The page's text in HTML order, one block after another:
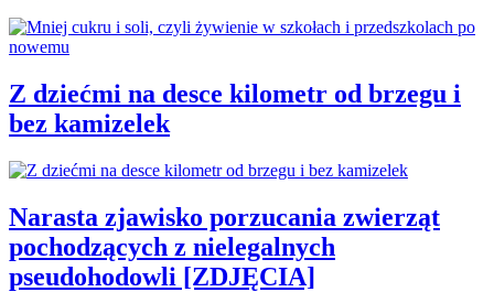
Z dziećmi na desce kilometr od brzegu i
bez kamizelek
Narasta zjawisko porzucania zwierząt
pochodzących z nielegalnych
pseudohodowli [ZDJĘCIA]